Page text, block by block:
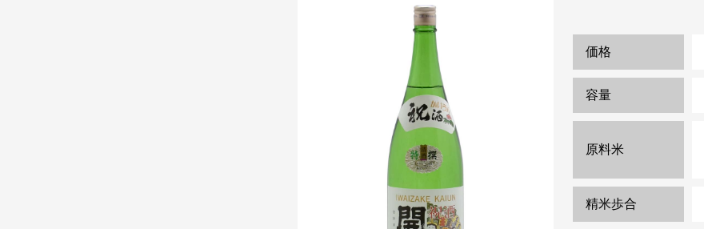
価格
容量
原料米
精米歩合